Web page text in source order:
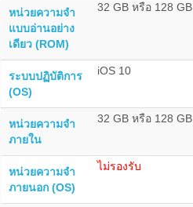
หน่วยความจำ
แบบอ่านอย่าง
เดียว (ROM)
32 GB หรือ 128 GB
ระบบปฏิบัติการ
(OS)
iOS 10
หน่วยความจำ
ภายใน
32 GB หรือ 128 GB
หน่วยความจำ
ภายนอก (OS)
ไม่รองรับ